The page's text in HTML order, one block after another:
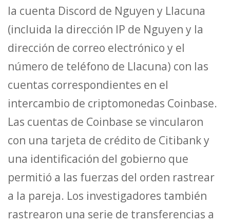
la cuenta Discord de Nguyen y Llacuna
(incluida la dirección IP de Nguyen y la
dirección de correo electrónico y el
número de teléfono de Llacuna) con las
cuentas correspondientes en el
intercambio de criptomonedas Coinbase.
Las cuentas de Coinbase se vincularon
con una tarjeta de crédito de Citibank y
una identificación del gobierno que
permitió a las fuerzas del orden rastrear
a la pareja. Los investigadores también
rastrearon una serie de transferencias a